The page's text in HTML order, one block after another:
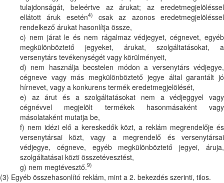
tulajdonságát, beleértve az árukat; az eredetmegjelöléssel
ellátott áruk esetén4)
csak az azonos eredetmegjelöléssel
rendelkező árukat hasonlítja össze,
c) nem járat le és nem rágalmaz védjegyet, cégnevet, egyéb
megkülönböztető jegyeket, árukat, szolgáltatásokat, a
versenytárs tevékenységét vagy körülményeit,
d) nem használja becstelen módon a versenytárs védjegye,
cégneve vagy más megkülönböztető jegye által garantált jó
hírnevet, vagy a konkurens termék eredetmegjelölését,
e) az árut és a szolgáltatásokat nem a védjeggyel vagy
cégnévvel megjelölt termékek hasonmásaként vagy
másolataként mutatja be,
f) nem idézi elő a kereskedők közt, a reklám megrendelője és
versenytársai közt, vagy a megrendelő és versenytársai
védjegye, cégneve, egyéb megkülönböztető jegyei, áruja,
szolgáltatásai közti összetévesztést,
g) nem megtévesztő.9)
(3) Egyéb összehasonlító reklám, mint a 2. bekezdés szerinti, tilos.